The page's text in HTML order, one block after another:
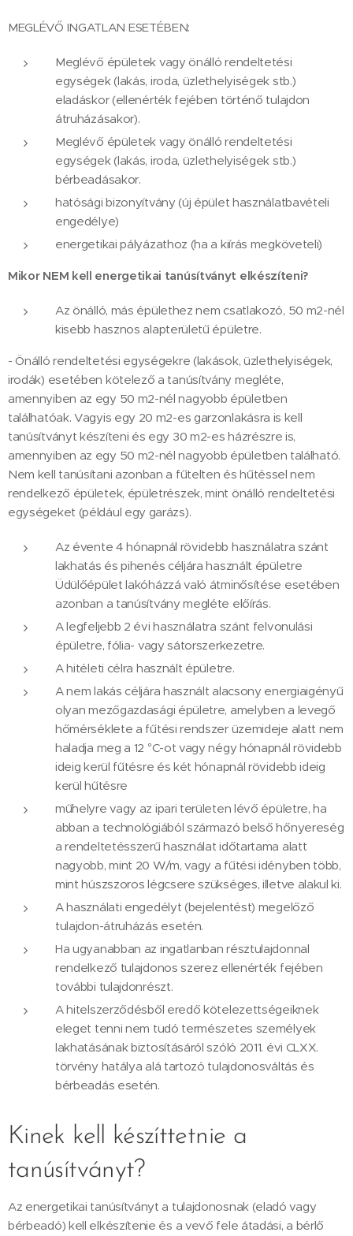
MEGLÉVŐ INGATLAN ESETÉBEN:
Meglévő épületek vagy önálló rendeltetési
egységek (lakás, iroda, üzlethelyiségek stb.)
eladáskor (ellenérték fejében történő tulajdon
átruházásakor).
Meglévő épületek vagy önálló rendeltetési
egységek (lakás, iroda, üzlethelyiségek stb.)
bérbeadásakor.
hatósági bizonyítvány (új épület használatbavételi
engedélye)
energetikai pályázathoz (ha a kiírás megköveteli)
Mikor NEM kell energetikai tanúsítványt elkészíteni?
Az önálló, más épülethez nem csatlakozó, 50 m2-nél
kisebb hasznos alapterületű épületre.
- Önálló rendeltetési egységekre (lakások, üzlethelyiségek,
irodák) esetében kötelező a tanúsítvány megléte,
amennyiben az egy 50 m2-nél nagyobb épületben
találhatóak. Vagyis egy 20 m2-es garzonlakásra is kell
tanúsítványt készíteni és egy 30 m2-es házrészre is,
amennyiben az egy 50 m2-nél nagyobb épületben található.
Nem kell tanúsítani azonban a fűtelten és hűtéssel nem
rendelkező épületek, épületrészek, mint önálló rendeltetési
egységeket (például egy garázs).
Az évente 4 hónapnál rövidebb használatra szánt
lakhatás és pihenés céljára használt épületre
Üdülőépület lakóházzá való átminősítése esetében
azonban a tanúsítvány megléte előírás.
A legfeljebb 2 évi használatra szánt felvonulási
épületre, fólia- vagy sátorszerkezetre.
A hitéleti célra használt épületre.
A nem lakás céljára használt alacsony energiaigényű
olyan mezőgazdasági épületre, amelyben a levegő
hőmérséklete a fűtési rendszer üzemideje alatt nem
haladja meg a 12 °C-ot vagy négy hónapnál rövidebb
ideig kerül fűtésre és két hónapnál rövidebb ideig
kerül hűtésre
műhelyre vagy az ipari területen lévő épületre, ha
abban a technológiából származó belső hőnyereség
a rendeltetésszerű használat időtartama alatt
nagyobb, mint 20 W/m, vagy a fűtési idényben több,
mint húszszoros légcsere szükséges, illetve alakul ki.
A használati engedélyt (bejelentést) megelőző
tulajdon-átruházás esetén.
Ha ugyanabban az ingatlanban résztulajdonnal
rendelkező tulajdonos szerez ellenérték fejében
további tulajdonrészt.
A hitelszerződésből eredő kötelezettségeiknek
eleget tenni nem tudó természetes személyek
lakhatásának biztosításáról szóló 2011. évi CLXX.
törvény hatálya alá tartozó tulajdonosváltás és
bérbeadás esetén.
Kinek kell készíttetnie a
tanúsítványt?
Az energetikai tanúsítványt a tulajdonosnak (eladó vagy
bérbeadó) kell elkészítenie és a vevő fele átadási, a bérlő